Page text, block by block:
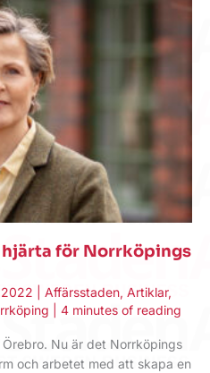
hjärta för Norrköpings
Affärsstaden, Artiklar,
4 minutes of reading
Nu är det Norrköpings
och arbetet med att skapa en